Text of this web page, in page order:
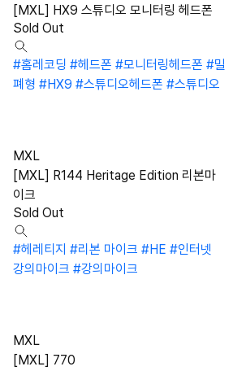
[MXL] HX9 스튜디오 모니터링 헤드폰
Sold Out
#홈레코딩 #헤드폰 #모니터링헤드폰 #밀
폐형 #HX9 #스튜디오헤드폰 #스튜디오
MXL
[MXL] R144 Heritage Edition 리본마
이크
Sold Out
#헤레티지 #리본 마이크 #HE #인터넷
강의마이크 #강의마이크
MXL
[MXL] 770